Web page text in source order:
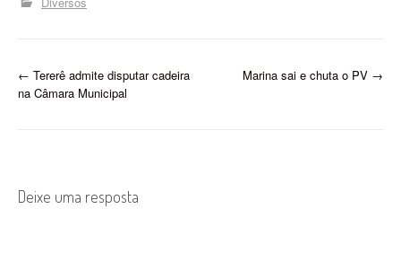
P
n
← Tererê admite disputar cadeira
na Câmara Municipal
Marina sai e chuta o PV →
Deixe uma resposta